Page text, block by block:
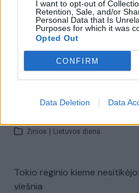
I want to opt-out of
Retention, Sale, and/or
Personal Data that Is
Purposes for which it was
Opted Out
CONFIRM
Data Deletion Data
Ignalinos r. užfiksuota
pamatykite, kokių nuostolių
Lietuvos diena
Pasienyje su Baltarusija
Žinios Lietuvos diena
Tokio reginio kieme
viešnia